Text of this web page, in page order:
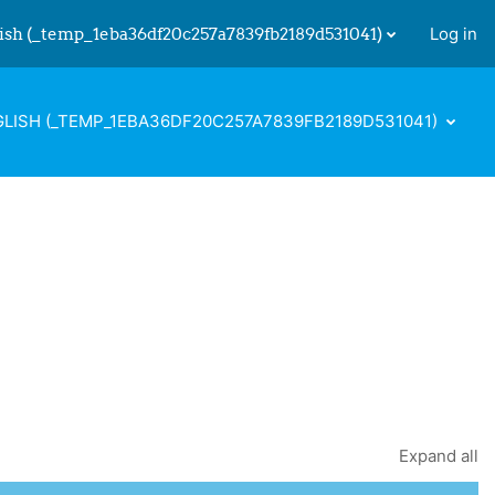
input
‎(_temp_1eba36df20c257a7839fb2189d531041)‎ Log in
‎(_TEMP_1EBA36DF20C257A7839FB2189D531041)‎
Expand all